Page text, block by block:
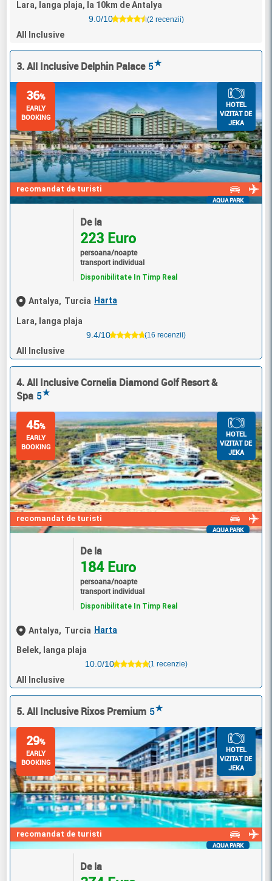
Lara, langa plaja, la 10km de Antalya
9.0/10
(2 recenzii)
All Inclusive
3. All Inclusive Delphin Palace 5★
recomandat de turisti
36%
EARLY
BOOKING
HOTEL
VIZITAT DE
JEKA
AQUA PARK
De la
223 Euro
persoana/noapte
transport individual
Disponibilitate In Timp Real
Antalya, Turcia Harta
Lara, langa plaja
9.4/10
(16 recenzii)
All Inclusive
4. All Inclusive Cornelia Diamond Golf Resort &
Spa 5★
recomandat de turisti
45%
EARLY
BOOKING
HOTEL
VIZITAT DE
JEKA
AQUA PARK
De la
184 Euro
persoana/noapte
transport individual
Disponibilitate In Timp Real
Antalya, Turcia Harta
Belek, langa plaja
10.0/10
(1 recenzie)
All Inclusive
5. All Inclusive Rixos Premium 5★
recomandat de turisti
29%
EARLY
BOOKING
HOTEL
VIZITAT DE
JEKA
AQUA PARK
De la